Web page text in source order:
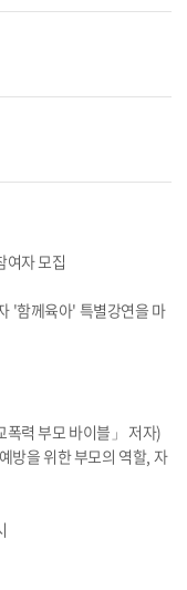
여자 모집
'함께육아' 특별강연을 마
력 부모 바이블」 저자)
방을 위한 부모의 역할, 자